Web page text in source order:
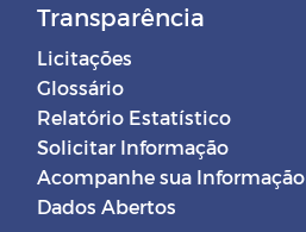
Transparência
Licitações
Glossário
Relatório Estatístico
Solicitar Informação
Acompanhe sua Informação
Dados Abertos